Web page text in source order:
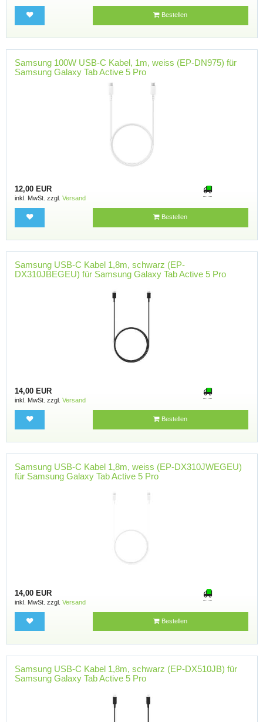
Bestellen
Samsung 100W USB-C Kabel, 1m, weiss (EP-DN975) für
Samsung Galaxy Tab Active 5 Pro
12,00 EUR
inkl. MwSt. zzgl. Versand
Bestellen
Samsung USB-C Kabel 1,8m, schwarz (EP-
DX310JBEGEU) für Samsung Galaxy Tab Active 5 Pro
14,00 EUR
inkl. MwSt. zzgl. Versand
Bestellen
Samsung USB-C Kabel 1,8m, weiss (EP-DX310JWEGEU)
für Samsung Galaxy Tab Active 5 Pro
14,00 EUR
inkl. MwSt. zzgl. Versand
Bestellen
Samsung USB-C Kabel 1,8m, schwarz (EP-DX510JB) für
Samsung Galaxy Tab Active 5 Pro